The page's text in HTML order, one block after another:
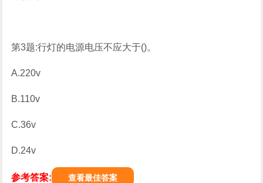
第3题:行灯的电源电压不应大于()。
A.220v
B.110v
C.36v
D.24v
参考答案: 查看最佳答案